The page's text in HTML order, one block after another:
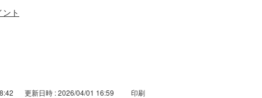
ト
更新日時 : 2026/04/01 16:59 印刷